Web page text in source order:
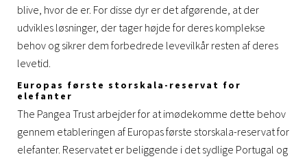
blive, hvor de er. For disse dyr er det afgørende, at der
udvikles løsninger, der tager højde for deres komplekse
behov og sikrer dem forbedrede levevilkår resten af deres
levetid.
Europas første storskala-reservat for
elefanter
The Pangea Trust arbejder for at imødekomme dette behov
gennem etableringen af Europas første storskala-reservat for
elefanter. Reservatet er beliggende i det sydlige Portugal og